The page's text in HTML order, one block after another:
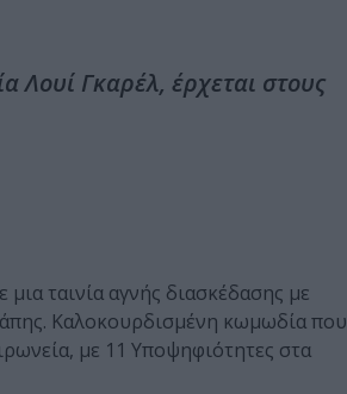
Λουί Γκαρέλ, έρχεται στους
ταινία αγνής διασκέδασης με
Καλοκουρδισμένη κωμωδία που
με 11 Υποψηφιότητες στα